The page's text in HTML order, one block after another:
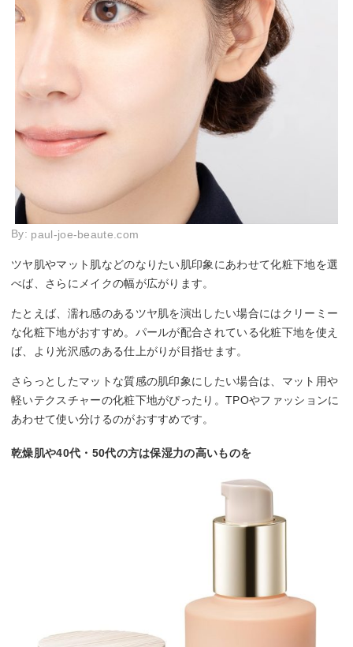
By: paul-joe-beaute.com
ツヤ肌やマット肌などのなりたい肌印象にあわせて化粧下地を選
べば、さらにメイクの幅が広がります。
たとえば、濡れ感のあるツヤ肌を演出したい場合にはクリーミー
な化粧下地がおすすめ。パールが配合されている化粧下地を使え
ば、より光沢感のある仕上がりが目指せます。
さらっとしたマットな質感の肌印象にしたい場合は、マット用や
軽いテクスチャーの化粧下地がぴったり。TPOやファッションに
あわせて使い分けるのがおすすめです。
乾燥肌や40代・50代の方は保湿力の高いものを